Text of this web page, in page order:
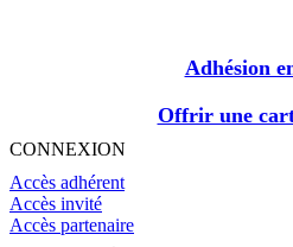
Adhésion
Offrir une
CONNEXION
Accès adhérent
Accès invité
Accès partenaire